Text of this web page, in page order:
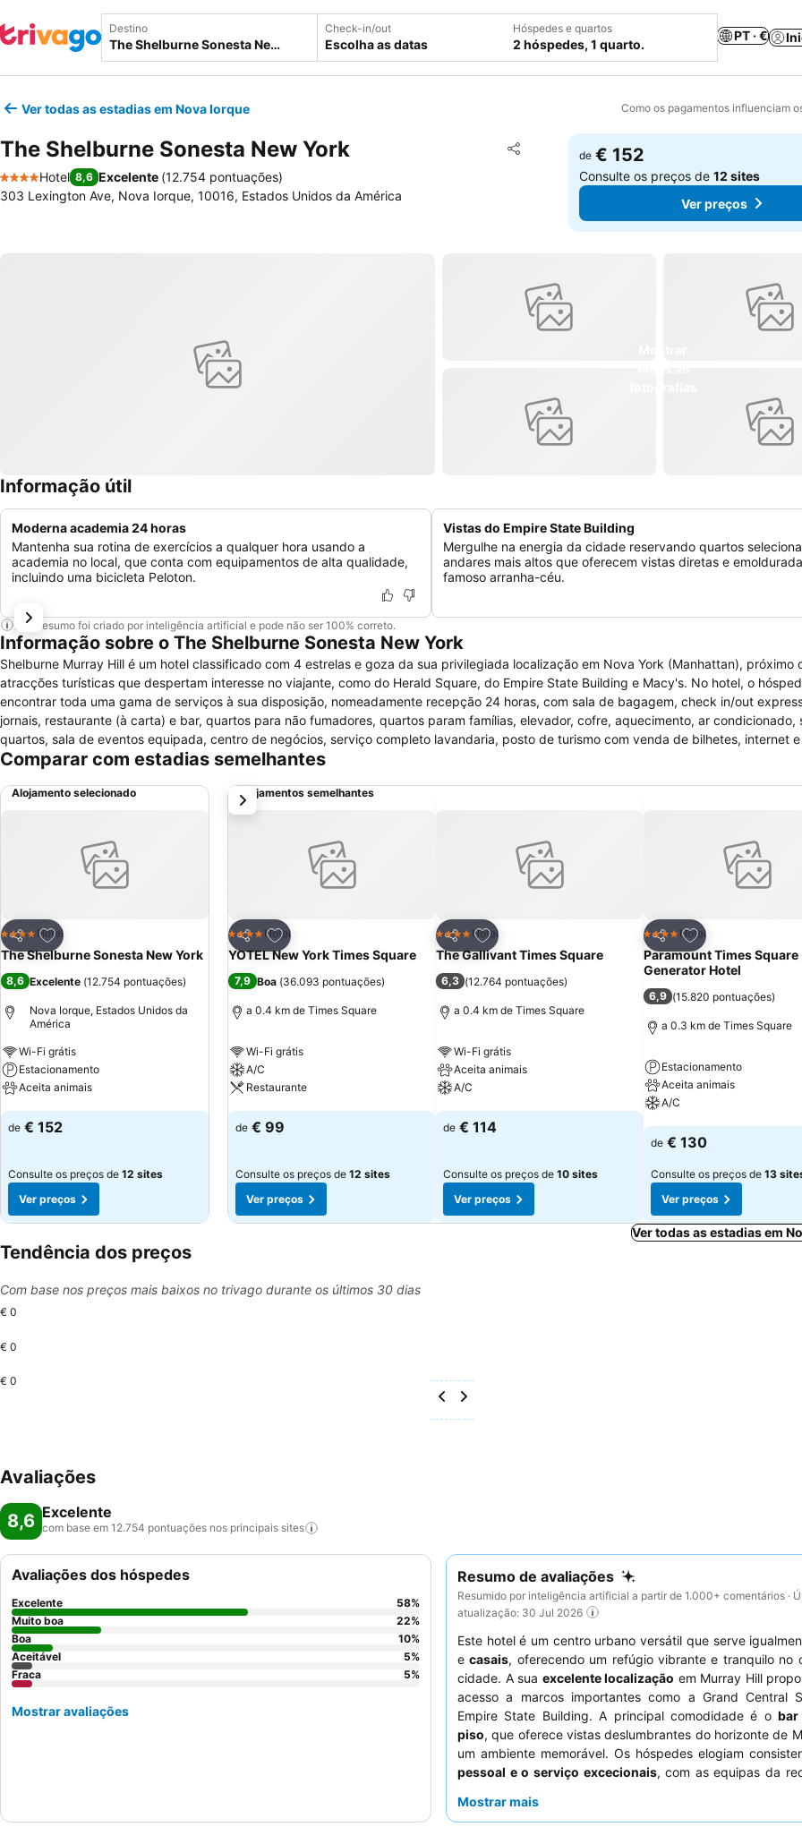
Destino Check-in/out
Escolha as datas
Hóspedes e quartos
2 hóspedes, 1 quarto.
PT · €
Ver todas as estadias em Nova Iorque Como os pagamentos influenciam
The Shelburne Sonesta New York Partilhar
Adicionar aos favoritos
4 Estrelas
Hotel 8,6 Excelente (12.754 pontuações)
303 Lexington Ave, Nova Iorque, 10016, Estados Unidos da América
de € 152
Consulte os preços de12 sites
Ver preços
Informação útil
Moderna academia 24 horas
Mantenha sua rotina de exercícios a qualquer hora usando a
academia no local, que conta com equipamentos de alta qualidade,
incluindo uma bicicleta Peloton.
Vistas do Empire State Building
Mergulhe na energia da cidade reservando quartos
andares mais altos que oferecem vistas diretas e
famoso arranha-céu.
Este resumo foi criado por inteligência artificial e pode não ser 100% correto.
Informação sobre o The Shelburne Sonesta New York
Shelburne Murray Hill é um hotel classificado com 4 estrelas e goza da sua privilegiada localização em Nova York (Manhattan), próximo
atracções turísticas que despertam interesse no viajante, como do Herald Square, do Empire State Building e Macy's. No hotel, o
encontrar toda uma gama de serviços à sua disposição, nomeadamente recepção 24 horas, com sala de bagagem, check in/out
jornais, restaurante (à carta) e bar, quartos para não fumadores, quartos param famílias, elevador, cofre, aquecimento, ar condicionado,
quartos, sala de eventos equipada, centro de negócios, serviço completo lavandaria, posto de turismo com venda de bilhetes, internet
estacionamento pago. Para actividades de lazer, o hotel possui sala de ginástica. Os quartos possuem uma decoração moderna e estão
e artigos de higiene pessoal, telefone, rádio, televisão lcd por cabo, serviço de despertar e janela com varanda e vistas para o exterior.
Comparar com estadias semelhantes
Alojamento selecionado
Partilhar
Adicionar aos favoritos
4 EstrelasHotel
The Shelburne Sonesta New York
8,6 Excelente (12.754 pontuações)
Nova Iorque, Estados Unidos da
América
Wi-Fi grátis
Estacionamento
Aceita animais
Ver preços
de € 152
Consulte os preços de 12 sites
Ver preços
Alojamentos semelhantes
Partilhar
Adicionar aos favoritos
4 EstrelasHotel
YOTEL New York Times Square
7,9 Boa (36.093 pontuações)
a 0.4 km de Times Square
Wi-Fi grátis
A/C
Restaurante
Ver preços
de € 99
Consulte os preços de 12 sites
Ver preços
Partilhar
Adicionar aos favoritos
4 EstrelasHotel
The Gallivant Times Square
6,3 (12.764 pontuações)
a 0.4 km de Times Square
Wi-Fi grátis
Aceita animais
A/C
Ver preços
de € 114
Consulte os preços de 10 sites
Ver preços
Partilhar
Adicionar aos
4 EstrelasHotel
Paramount Times Square
Generator Hotel
6,9 (15.820 pontuações)
a 0.3 km de Times Square
Estacionamento
Aceita animais
A/C
Ver preços
de € 130
Consulte os preços de 13
Ver preços
próximo
Ver todas as estadias em
Tendência dos preços
Com base nos preços mais baixos no trivago durante os últimos 30 dias
€ 0
€ 0
€ 0
Avaliações
8,6 Excelente
com base em 12.754 pontuações nos principais sites
Resumo de avaliações
Resumido por inteligência artificial a partir de 1.000+ comentários ·
atualização: 30 Jul 2026
Este hotel é um centro urbano versátil que serve
ecasais, oferecendo um refúgio vibrante e tranquilo no
cidade. A sua excelente localização em Murray Hill
acesso a marcos importantes como a Grand Central
Empire State Building. A principal comodidade é o
piso, que oferece vistas deslumbrantes do horizonte de
um ambiente memorável. Os hóspedes elogiam
pessoal e o serviço excecionais, com as equipas da
experiências gastronómicas, especialmente no espaço
Mostrar mais
Avaliações dos hóspedes
Excelente 58%
Muito boa
22%
Boa
10%
Aceitável
5%
Fraca
5%
Mostrar avaliações